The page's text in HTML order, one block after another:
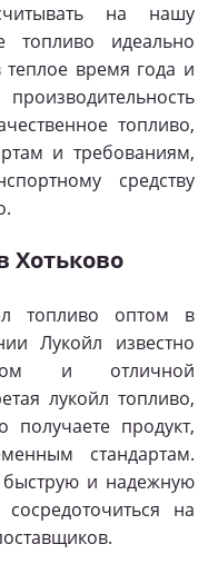
на нашу
топливо идеально
теплое время года и
топливо,
и требованиям,
средству
Хотьково
топливо оптом в
Лукойл известно
и отличной
лукойл топливо,
продукт,
стандартам.
и надежную
на